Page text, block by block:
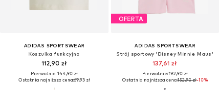
ADIDAS SPORTSWEAR
Koszulka funkcyjna
112,90 zł
Pierwotnie: 144,90 zł
Ostatnia najniższa cena:69,93 zł
OFERTA
ADIDAS SPORTSWEAR
Strój sportowy 'Disney Minnie Maus'
137,61 zł
Pierwotnie: 192,90 zł
Ostatnia najniższa cena:152,90 zł-10%